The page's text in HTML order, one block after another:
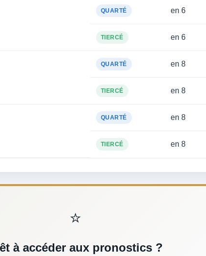
QUARTÉ en 6
TIERCÉ en 6
QUARTÉ en 8
TIERCÉ en 8
QUARTÉ en 8
TIERCÉ en 8
⭐
à accéder aux pronostics ?